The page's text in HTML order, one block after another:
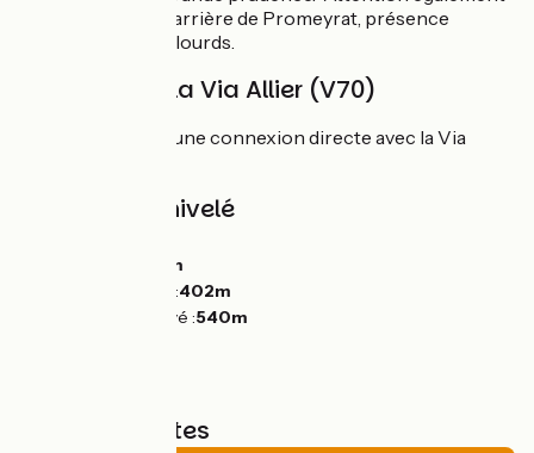
aux abords de la carrière de Promeyrat, présence
possible de poids lourds.
Connexion à la Via Allier (V70)
À Sainte-Florine, une connexion directe avec la Via
Pentes et dénivelé
271m
Point le plus bas :402m
Point le plus élevé :540m
Types de routes